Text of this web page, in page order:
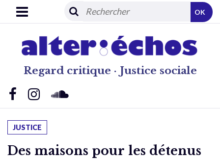
Regard critique · Justice sociale
OK
JUSTICE
Des maisons pour les détenus